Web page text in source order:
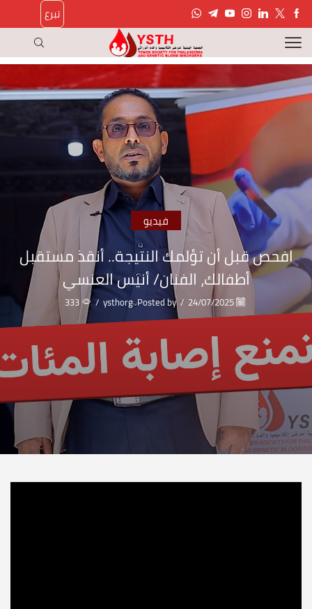
تبرع
فيديو
افحص قبل أن تؤلمك النتيجة.. أنقذ مستقبل
أطفالك، الفنان/ أنيس العنسي
24/07/2025
/
Posted by
ysthorg
/
333